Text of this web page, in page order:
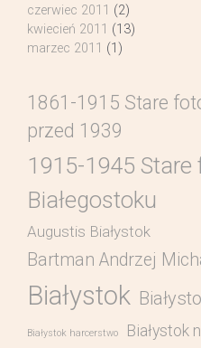
czerwiec 2011 (2)
kwiecień 2011 (13)
marzec 2011 (1)
1861-1915 Stare
przed 1939
1915-1945 Stare
Białegostoku
Augustis Białystok
Bartman Andrzej
Białystok
Białystok harcerstwo Białystok